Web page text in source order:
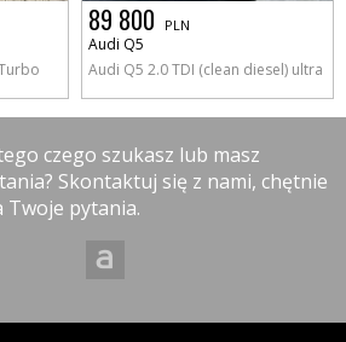
89 800 PLN
Audi Q5
Audi Q5 2.0 TDI (clean diesel) ultra
czego szukasz lub masz
Skontaktuj się z nami, chętnie
Twoje pytania.